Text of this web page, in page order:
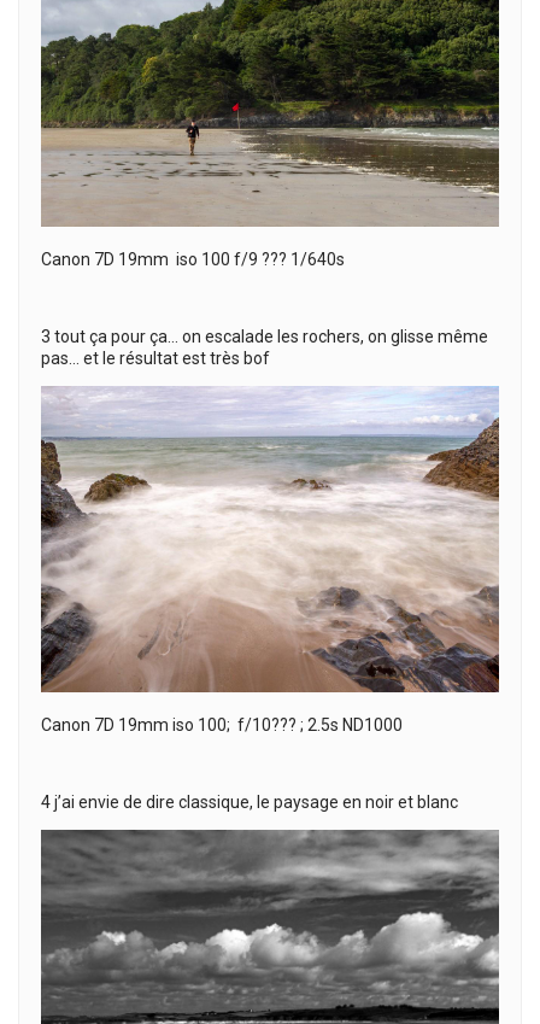
Canon 7D 19mm iso 100 f/9 ??? 1/640s
3 tout ça pour ça… on escalade les rochers, on glisse même
pas… et le résultat est très bof
Canon 7D 19mm iso 100; f/10??? ; 2.5s ND1000
4 j’ai envie de dire classique, le paysage en noir et blanc